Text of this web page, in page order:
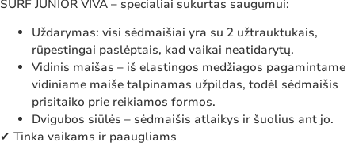
SURF JUNIOR VIVA – specialiai sukurtas saugumui:
Uždarymas: visi sėdmaišiai yra su 2 užtrauktukais,
rūpestingai paslėptais, kad vaikai neatidarytų.
Vidinis maišas – iš elastingos medžiagos pagamintame
vidiniame maiše talpinamas užpildas, todėl sėdmaišis
prisitaiko prie reikiamos formos.
Dvigubos siūlės – sėdmaišis atlaikys ir šuolius ant jo.
✔ Tinka vaikams ir paaugliams